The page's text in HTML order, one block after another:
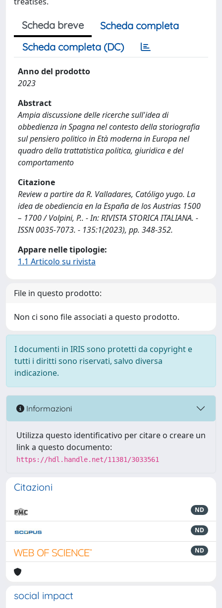
Scheda breve
Scheda completa
Scheda completa (DC)
Anno del prodotto
2023
Abstract
Ampia discussione delle ricerche sull'idea di
obbedienza in Spagna nel contesto della storiografia
sul pensiero politico in Età moderna in Europa nel
quadro della trattatistica politica, giuridica e del
comportamento
Citazione
Review a partire da R. Valladares, Católigo yugo. La
idea de obediencia en la España de los Austrias 1500
– 1700 / Volpini, P.. - In: RIVISTA STORICA ITALIANA. -
ISSN 0035-7073. - 135:1(2023), pp. 348-352.
Appare nelle tipologie:
1.1 Articolo su rivista
File in questo prodotto:
Non ci sono file associati a questo prodotto.
I documenti in IRIS sono protetti da copyright e
tutti i diritti sono riservati, salvo diversa
indicazione.
Informazioni
Utilizza questo identificativo per citare o creare un
link a questo documento:
https://hdl.handle.net/11381/3033561
Citazioni
ND
ND
ND
social impact